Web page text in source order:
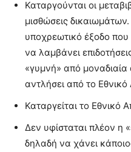
Καταργούνται οι
µισθώσεις
υποχρεωτικό έξοδο
να λαµβάνει
«γυµνή» από
αντλήσει από το
Καταργείται το Εθνικό
∆εν υφίσταται πλέον η
δηλαδή να χάνει